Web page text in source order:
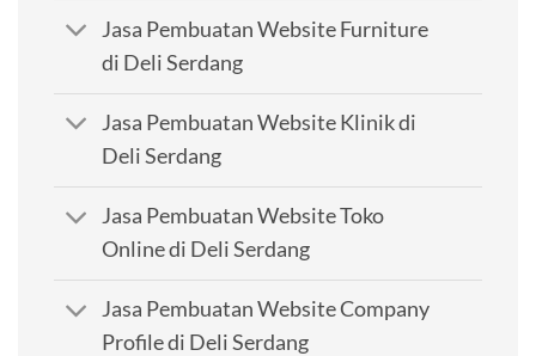
Jasa Pembuatan Website Furniture
di Deli Serdang
Jasa Pembuatan Website Klinik di
Deli Serdang
Jasa Pembuatan Website Toko
Online di Deli Serdang
Jasa Pembuatan Website Company
Profile di Deli Serdang